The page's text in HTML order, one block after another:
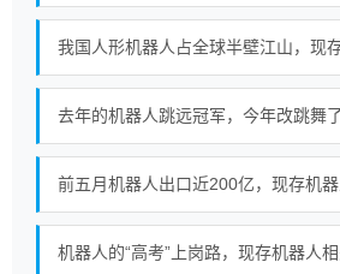
机器人的“高考”上岗路，现存机器人